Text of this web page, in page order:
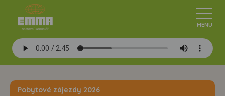
Pobytové zájezdy 2026